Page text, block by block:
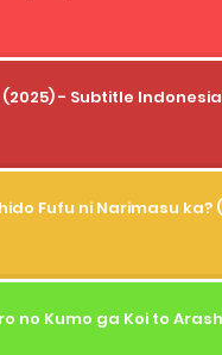
- Subtitle Indonesia